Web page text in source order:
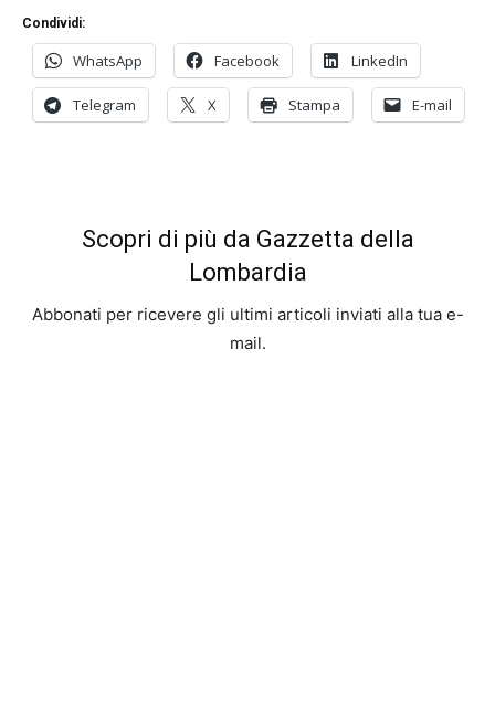
Condividi:
WhatsApp Facebook LinkedIn
Telegram X Stampa E-mail
Scopri di più da Gazzetta della
Lombardia
Abbonati per ricevere gli ultimi articoli inviati alla tua e-
mail.